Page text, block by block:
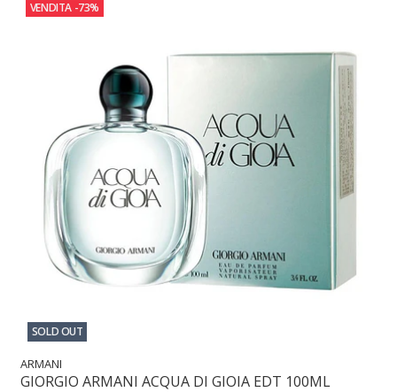
VENDITA -73%
SOLD OUT
ARMANI
GIORGIO ARMANI ACQUA DI GIOIA EDT 100ML